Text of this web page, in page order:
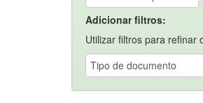
Adicionar filtros:
Utilizar filtros para refinar